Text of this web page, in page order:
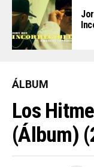
ÁLBUM
Los
(Álbum)